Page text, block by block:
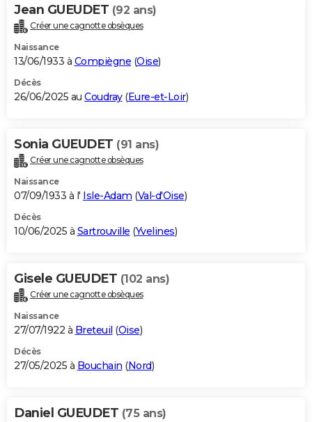
Jean GUEUDET (92 ans)
Créer une cagnotte obsèques
Naissance
13/06/1933 à Compiègne (Oise)
Décès
26/06/2025 au Coudray(Eure-et-Loir)
Sonia GUEUDET (91 ans)
Créer une cagnotte obsèques
Naissance
07/09/1933 à l' Isle-Adam (Val-d'Oise)
Décès
10/06/2025 à Sartrouville (Yvelines)
Gisele GUEUDET (102 ans)
Créer une cagnotte obsèques
Naissance
27/07/1922 à Breteuil (Oise)
Décès
27/05/2025 à Bouchain (Nord)
Daniel GUEUDET (75 ans)